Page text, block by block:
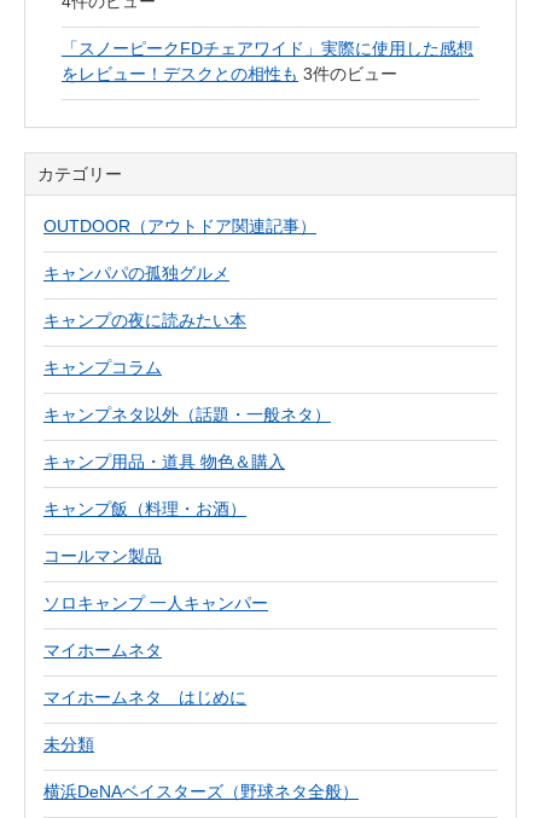
「スノーピークFDチェアワイド」実際に使用した感想
をレビュー！デスクとの相性も 3件のビュー
カテゴリー
OUTDOOR（アウトドア関連記事）
キャンパパの孤独グルメ
キャンプの夜に読みたい本
キャンプコラム
キャンプネタ以外（話題・一般ネタ）
キャンプ用品・道具 物色＆購入
キャンプ飯（料理・お酒）
コールマン製品
ソロキャンプ 一人キャンパー
マイホームネタ
マイホームネタ はじめに
未分類
横浜DeNAベイスターズ（野球ネタ全般）